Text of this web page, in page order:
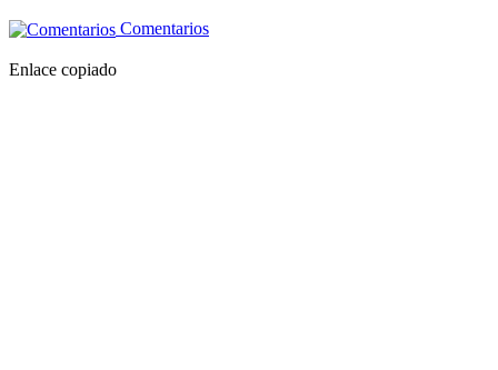
Comentarios
Enlace copiado